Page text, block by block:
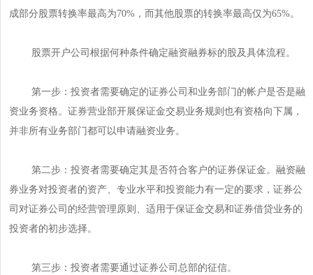
成部分股票转换率最高为70%，而其他股票的转换率最高仅为65%。
股票开户公司根据何种条件确定融资融券标的股及具体流程。
第一步：投资者需要确定的证券公司和业务部门的帐户是否是融
资业务资格。证券营业部开展保证金交易业务规则也有资格向下属，
并非所有业务部门都可以申请融资业务。
第二步：投资者需要确定其是否符合客户的证券保证金。融资融
券业务对投资者的资产、专业水平和投资能力有一定的要求，证券公
司对证券公司的经营管理原则、适用于保证金交易和证券借贷业务的
投资者的初步选择。
第三步：投资者需要通过证券公司总部的征信。